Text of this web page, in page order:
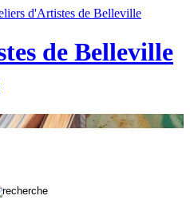
de Belleville